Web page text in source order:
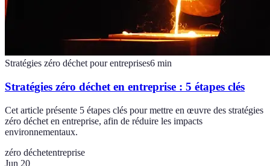
Stratégies zéro déchet pour entreprises6 min
Stratégies zéro déchet en entreprise : 5 étapes clés
Cet article présente 5 étapes clés pour mettre en œuvre des stratégies
zéro déchet en entreprise, afin de réduire les impacts
environnementaux.
zéro déchetentreprise
Jun 20